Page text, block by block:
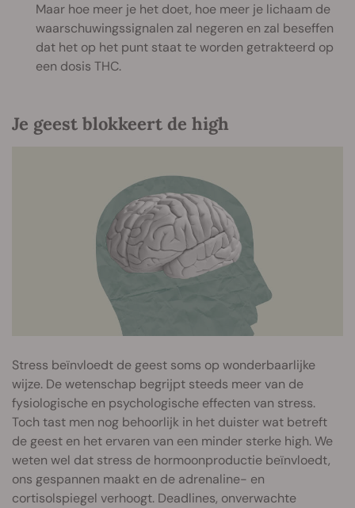
Maar hoe meer je het doet, hoe meer je lichaam de
waarschuwingssignalen zal negeren en zal beseffen
dat het op het punt staat te worden getrakteerd op
een dosis THC.
Je geest blokkeert de high
Stress beïnvloedt de geest soms op wonderbaarlijke
wijze. De wetenschap begrijpt steeds meer van de
fysiologische en psychologische effecten van stress.
Toch tast men nog behoorlijk in het duister wat betreft
de geest en het ervaren van een minder sterke high. We
weten wel dat stress de hormoonproductie beïnvloedt,
ons gespannen maakt en de adrenaline- en
cortisolspiegel verhoogt. Deadlines, onverwachte